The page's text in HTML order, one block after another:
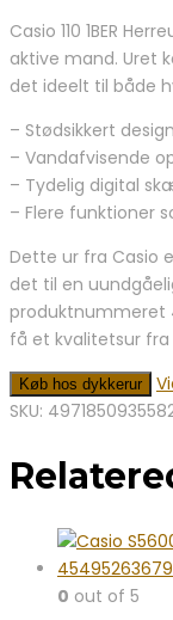
pris
var:
1.199,00
Casio 110 1BER
aktive mand. Uret
det ideelt til både
– Stødsikkert
– Vandafvisende
– Tydelig digital
– Flere funktioner
Dette ur fra Casio
det til en
produktnummeret
få et kvalitetsur
Køb hos dykkerur
SKU:
0 out of 5